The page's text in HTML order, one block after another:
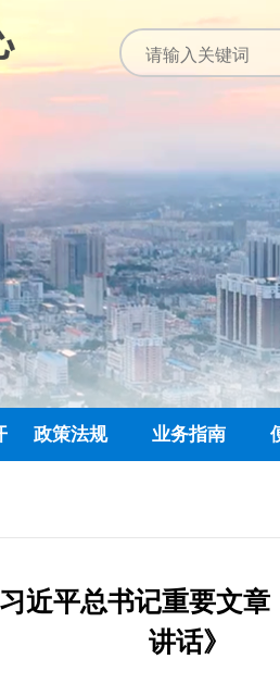
政策法规
国家政策法规
省级政策法规
业务指南
提取业务指南
贷款业务指南
近平总书记重要文
讲话》